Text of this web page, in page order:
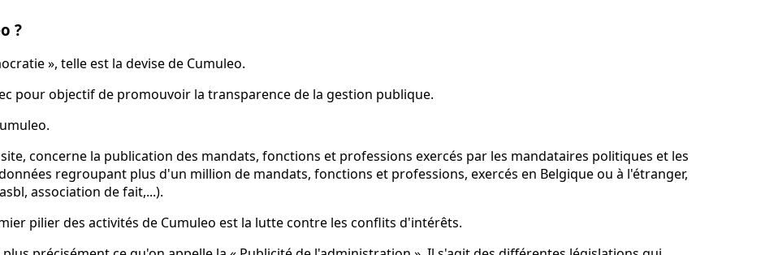
?
», telle est la devise de Cumuleo.
pour objectif de promouvoir la transparence de la gestion publique.
concerne la publication des mandats, fonctions et professions exercés par les mandataires politiques et les
regroupant plus d'un million de mandats, fonctions et professions, exercés en Belgique ou à l'étranger,
association de fait,...).
pilier des activités de Cumuleo est la lutte contre les conflits d'intérêts.